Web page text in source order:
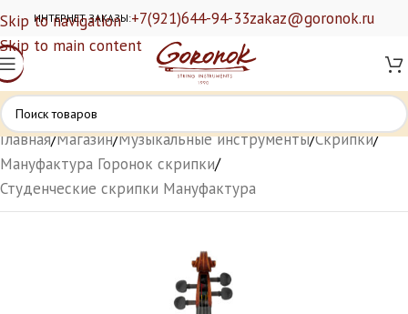
Skip to navigation
Skip to main content
ИНТЕРНЕТ ЗАКАЗЫ:+7(921)644-94-33zakaz@goronok.ru
Главная/Магазин/Музыкальные инструменты/Скрипки/
Мануфактура Горонок скрипки/
Студенческие скрипки Мануфактура